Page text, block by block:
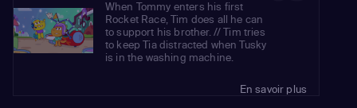
When Tommy enters his first
Rocket Race, Tim does all he can
to support his brother. // Tim tries
to keep Tia distracted when Tusky
is in the washing machine.
En savoir plus